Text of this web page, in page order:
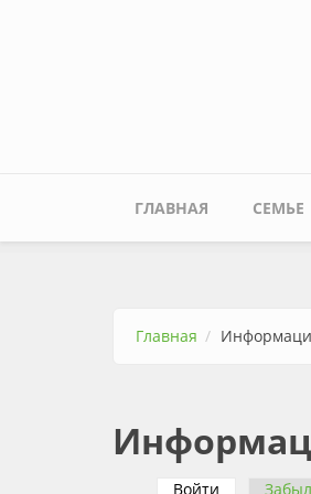
ГЛАВНАЯ СЕМЬЕ
Главная
Войти (активная